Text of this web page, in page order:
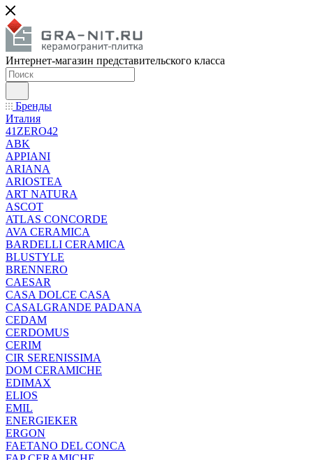
Интернет-магазин представительского класса
Бренды
Италия
41ZERO42
ABK
APPIANI
ARIANA
ARIOSTEA
ART NATURA
ASCOT
ATLAS CONCORDE
AVA CERAMICA
BARDELLI CERAMICA
BLUSTYLE
BRENNERO
CAESAR
CASA DOLCE CASA
CASALGRANDE PADANA
CEDAM
CERDOMUS
CERIM
CIR SERENISSIMA
DOM CERAMICHE
EDIMAX
ELIOS
EMIL
ENERGIEKER
ERGON
FAETANO DEL CONCA